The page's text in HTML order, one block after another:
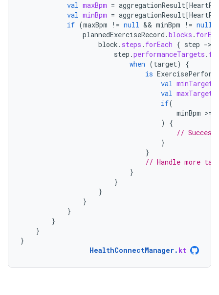
val maxBpm = aggregationResult[
val minBpm = aggregationResult[
if (maxBpm != null && minBpm != null
plannedExerciseRecord .blocks .
block . steps . forEach { step -
step .performanceTargets .
when (target)
{
is
val minTarget
val maxTarget
if(
minBpm >=
)
{
//
}
}
// Handle more
}
}
}
}
}
}
}
}
HealthConnectManager. kt